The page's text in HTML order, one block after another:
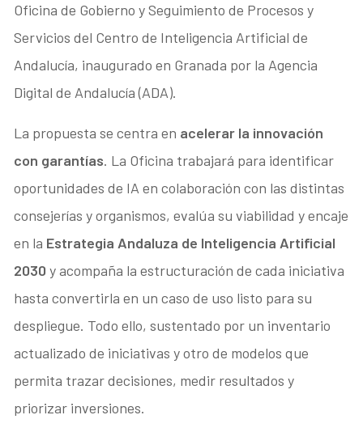
Oficina de Gobierno y Seguimiento de Procesos y
Servicios del Centro de Inteligencia Artificial de
Andalucía, inaugurado en Granada por la Agencia
Digital de Andalucía (ADA).
La propuesta se centra en acelerar la innovación
con garantías. La Oficina trabajará para identificar
oportunidades de IA en colaboración con las distintas
consejerías y organismos, evalúa su viabilidad y encaje
en la Estrategia Andaluza de Inteligencia Artificial
2030 y acompaña la estructuración de cada iniciativa
hasta convertirla en un caso de uso listo para su
despliegue. Todo ello, sustentado por un inventario
actualizado de iniciativas y otro de modelos que
permita trazar decisiones, medir resultados y
priorizar inversiones.